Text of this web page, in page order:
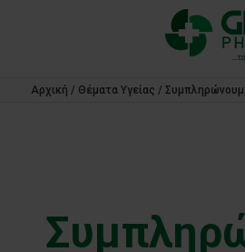
Αρχική / Θέματα Υγείας /